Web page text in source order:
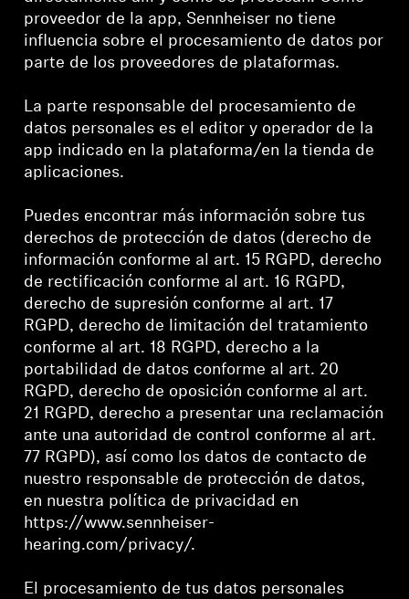
Innovaciones
Asistencia
Profesional
proveedor de la app, Sennheiser no tiene
influencia sobre el procesamiento de datos por
parte de los proveedores de plataformas.
La parte responsable del procesamiento de
datos personales es el editor y operador de la
app indicado en la plataforma/en la tienda de
aplicaciones.
Puedes encontrar más información sobre tus
derechos de protección de datos (derecho de
información conforme al art. 15 RGPD, derecho
de rectificación conforme al art. 16 RGPD,
derecho de supresión conforme al art. 17
RGPD, derecho de limitación del tratamiento
conforme al art. 18 RGPD, derecho a la
portabilidad de datos conforme al art. 20
RGPD, derecho de oposición conforme al art.
21 RGPD, derecho a presentar una reclamación
ante una autoridad de control conforme al art.
77 RGPD), así como los datos de contacto de
nuestro responsable de protección de datos,
en nuestra política de privacidad en
https://www.sennheiser-
hearing.com/privacy/.
El procesamiento de tus datos personales